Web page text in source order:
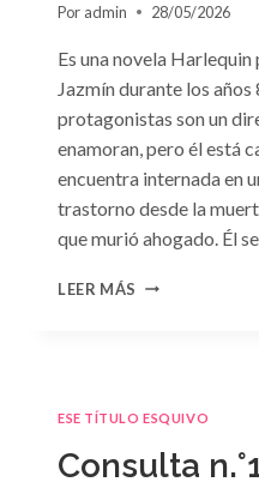
Por admin 28/05/2026
Es una novela
Jazmín durante los años
protagonistas son un
enamoran, pero él está
encuentra internada en
trastorno desde la
que murió ahogado. Él
LEER MÁS CONSULTA
JANET
DAILEY
ESE TÍTULO ESQUIVO
Consulta